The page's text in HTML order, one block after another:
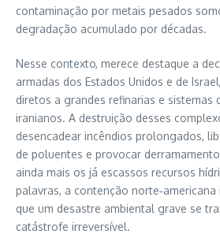
contaminação por metais pesados
degradação acumulado por décadas.
Nesse contexto, merece destaque a
armadas dos Estados Unidos e de
diretos a grandes refinarias e sistemas
iranianos. A destruição desses
desencadear incêndios prolongados,
de poluentes e provocar
ainda mais os já escassos recursos
palavras, a contenção
que um desastre ambiental grave se
catástrofe irreversível.